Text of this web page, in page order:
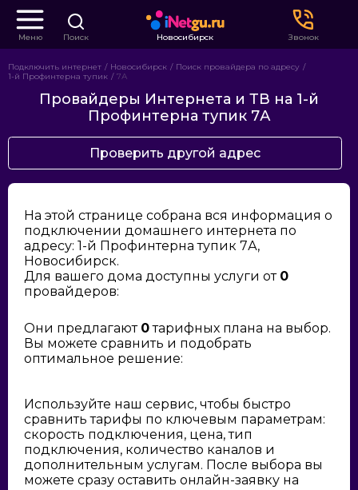
Меню Поиск Новосибирск Звонок
Подключить интернет Новосибирск
Поиск провайдера по адресу
1-й Профинтерна тупик
7А
Провайдеры Интернета и ТВ на 1-й
Профинтерна тупик 7А
Проверить другой адрес
На этой странице собрана вся информация о
подключении домашнего интернета по
адресу: 1-й Профинтерна тупик 7А,
Новосибирск.
Для вашего дома доступны услуги от 0
провайдеров:
Они предлагают 0тарифных плана на выбор.
Вы можете сравнить и подобрать
оптимальное решение:
Используйте наш сервис, чтобы быстро
сравнить тарифы по ключевым параметрам:
скорость подключения, цена, тип
подключения, количество каналов и
дополнительным услугам. После выбора вы
можете сразу оставить онлайн-заявку на